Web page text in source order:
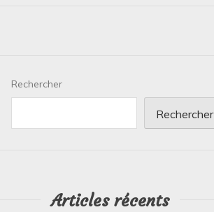
Rechercher
Rechercher
Articles récents